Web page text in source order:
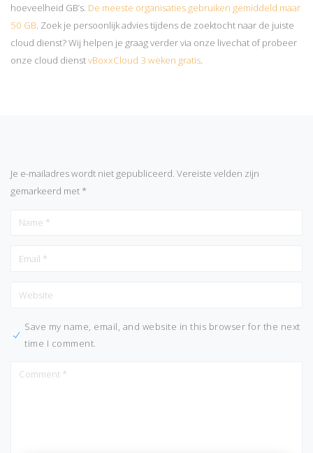
hoeveelheid GB’s. De meeste organisaties gebruiken gemiddeld maar
50 GB. Zoek je persoonlijk advies tijdens de zoektocht naar de juiste
cloud dienst? Wij helpen je graag verder via onze livechat of probeer
onze cloud dienstvBoxxCloud 3 weken gratis.
Je e-mailadres wordt niet gepubliceerd. Vereiste velden zijn
gemarkeerd met*
Save my name, email, and website in this browser for the next
time I comment.